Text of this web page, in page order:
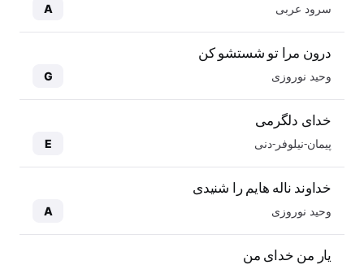
سرود عربی A
درون مرا تو شستشو کن
وحید نوروزی G
خدای دلگرمی
پیمان-نیلوفر-دنی E
خداوند ناله هایم را شنیدی
وحید نوروزی A
یار من خدای من